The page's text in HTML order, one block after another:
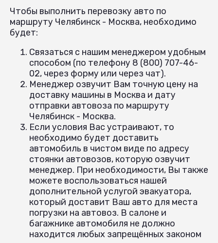
Чтобы выполнить перевозку авто по
маршруту Челябинск - Москва, необходимо
будет:
Связаться с нашим менеджером удобным
способом (по телефону 8 (800) 707-46-
02, через форму или через чат).
Менеджер озвучит Вам точную цену на
доставку машины в Москва и дату
отправки автовоза по маршруту
Челябинск - Москва.
Если условия Вас устраивают, то
необходимо будет доставить
автомобиль в чистом виде по адресу
стоянки автовозов, которую озвучит
менеджер. При необходимости, Вы также
можете воспользоваться нашей
дополнительной услугой эвакуатора,
который доставит Ваш авто для места
погрузки на автовоз. В салоне и
багажнике автомобиля не должно
находится любых запрещённых законом